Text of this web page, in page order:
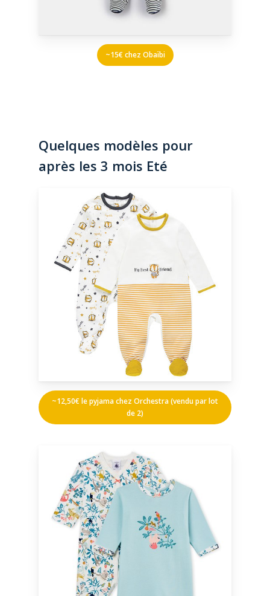
~15€ chez Obaïbi
Quelques modèles pour
après les 3 mois Eté
~12,50€ le pyjama chez Orchestra (vendu par lot
de 2)